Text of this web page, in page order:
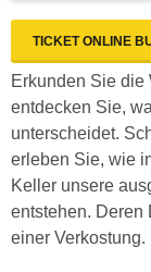
TICKET ONLINE
Erkunden Sie die
entdecken Sie,
unterscheidet.
erleben Sie, wie
Keller unsere
entstehen. Deren
einer Verkostung.